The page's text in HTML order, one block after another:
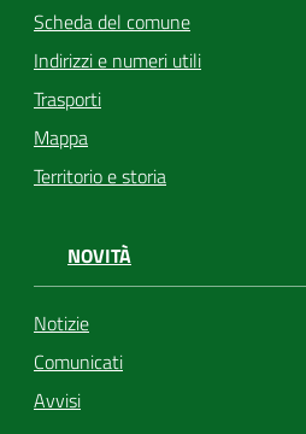
Scheda del comune
Indirizzi e numeri utili
Trasporti
Mappa
Territorio e storia
NOVITÀ
Notizie
Comunicati
Avvisi